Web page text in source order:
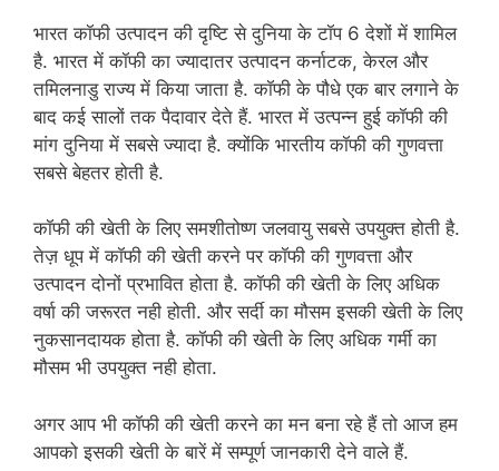
भारत कॉफी उत्पादन की दृष्टि से दुनिया के टॉप 6 देशों में शामिल
है. भारत में कॉफी का ज्यादातर उत्पादन कर्नाटक, केरल और
तमिलनाडु राज्य में किया जाता है. कॉफी के पौधे एक बार लगाने के
बाद कई सालों तक पैदावार देते हैं. भारत में उत्पन्न हुई कॉफी की
मांग दुनिया में सबसे ज्यादा है. क्योंकि भारतीय कॉफी की गुणवत्ता
सबसे बेहतर होती है.
कॉफी की खेती के लिए समशीतोष्ण जलवायु सबसे उपयुक्त होती है.
तेज़ धूप में कॉफी की खेती करने पर कॉफी की गुणवत्ता और
उत्पादन दोनों प्रभावित होता है. कॉफी की खेती के लिए अधिक
वर्षा की जरूरत नही होती. और सर्दी का मौसम इसकी खेती के लिए
नुकसानदायक होता है. कॉफी की खेती के लिए अधिक गर्मी का
मौसम भी उपयुक्त नही होता.
अगर आप भी कॉफी की खेती करने का मन बना रहे हैं तो आज हम
आपको इसकी खेती के बारें में सम्पूर्ण जानकारी देने वाले हैं.